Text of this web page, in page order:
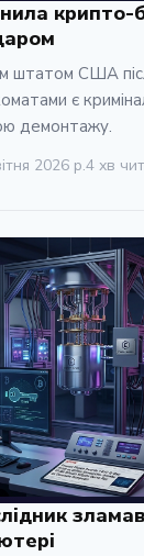
крипто-
штатом США
є
демонтажу.
2026 р.4 хв